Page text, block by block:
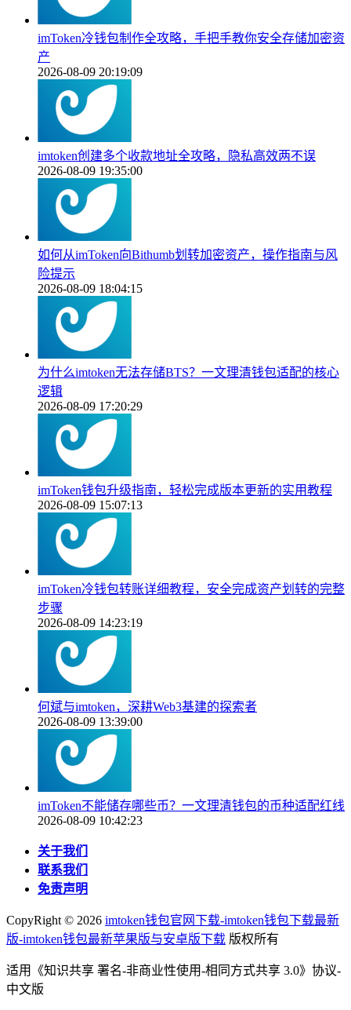
imToken冷钱包制作全攻略，手把手教你安全存储加密资
产
2026-08-09 20:19:09
imtoken创建多个收款地址全攻略，隐私高效两不误
2026-08-09 19:35:00
如何从imToken向Bithumb划转加密资产，操作指南与风
险提示
2026-08-09 18:04:15
为什么imtoken无法存储BTS？一文理清钱包适配的核心
逻辑
2026-08-09 17:20:29
imToken钱包升级指南，轻松完成版本更新的实用教程
2026-08-09 15:07:13
imToken冷钱包转账详细教程，安全完成资产划转的完整
步骤
2026-08-09 14:23:19
何斌与imtoken，深耕Web3基建的探索者
2026-08-09 13:39:00
imToken不能储存哪些币？一文理清钱包的币种适配红线
2026-08-09 10:42:23
关于我们
联系我们
免责声明
CopyRight © 2026 imtoken钱包官网下载-imtoken钱包下载最新
版-imtoken钱包最新苹果版与安卓版下载 版权所有
适用《知识共享 署名-非商业性使用-相同方式共享 3.0》协议-
中文版